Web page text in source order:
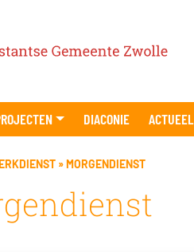
DIACONIE ACTUEEL
»MORGENDIENST